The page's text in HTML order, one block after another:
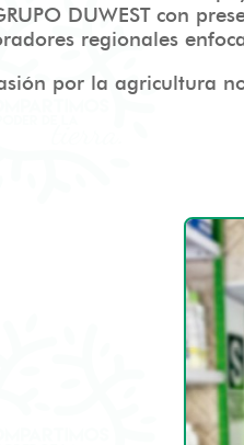
DUWEST con
regionales
por la agricultura